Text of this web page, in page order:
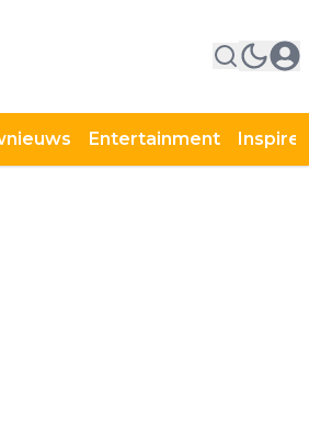
Entertainment